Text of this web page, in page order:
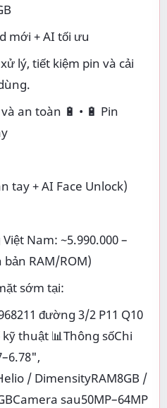
mới + AI tối ưu
lý, tiết kiệm pin và cải
an toàn 🔋 • 🔋 Pin
tay + AI Face Unlock)
Nam: ~5.990.000 –
bản RAM/ROM)
sớm tại:
đường 3/2 P11 Q10
thuật 📊Thông sốChi
/ DimensityRAM8GB /
sau50MP–64MP